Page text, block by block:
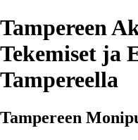
Tampereen
Tekemiset ja
Tampereella
Tampereen